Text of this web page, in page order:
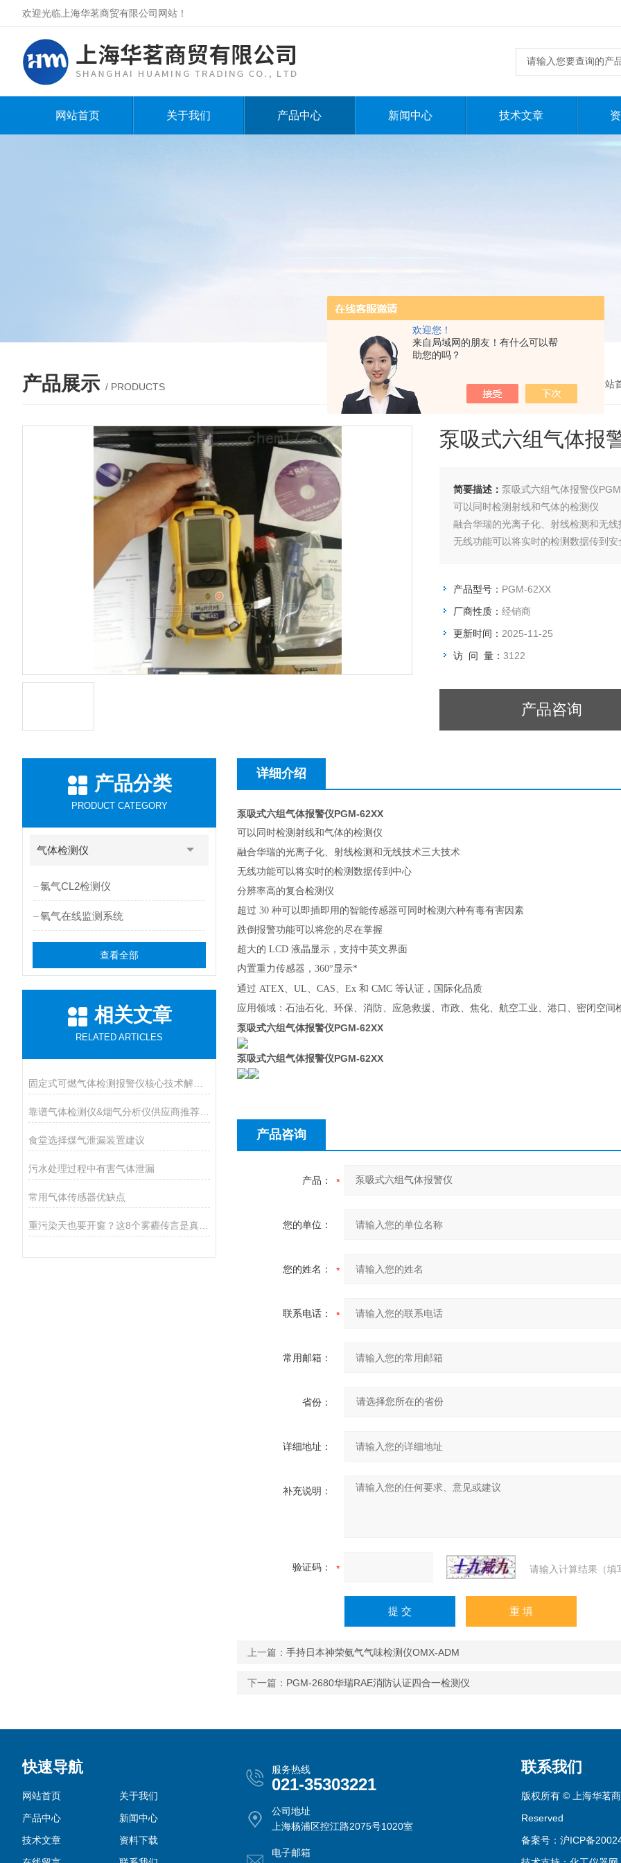
欢迎您！
来自局域网的朋友！有什么可以帮
助您的吗？
欢迎光临上海华茗商贸有限公司网站！
网站首页 关于我们 产品中心 新闻中心 技术文章
产品展示 / PRODUCTS 您的位置： 网站
泵吸式六组气体报
简要描述： 泵吸式六组气体报警仪
可以同时检测射线和气体的检测仪
融合华瑞的光离子化、射线检测和无
无线功能可以将实时的检测数据传到安
产品型号： PGM-62XX
厂商性质： 经销商
更新时间： 2025-11-25
访 问 量： 3122
产品咨询
产品分类
PRODUCT CATEGORY
气体检测仪
氯气CL2检测仪
氧气在线监测系统
查看全部
相关文章
RELATED ARTICLES
食堂选择煤气泄漏装置建议
污水处理过程中有害气体泄漏
常用气体传感器优缺点
详细介绍
泵吸式六组气体报警仪PGM-62XX
可以同时检测射线和气体的检测仪
融合华瑞的光离子化、射线检测和无线技术三大技术
无线功能可以将实时的检测数据传到中心
分辨率高的复合检测仪
超过 30 种可以即插即用的智能传感器可同时检测六种有毒有害因素
跌倒报警功能可以将您的尽在掌握
超大的 LCD 液晶显示，支持中英文界面
内置重力传感器，360°显示*
通过 ATEX、UL、CAS、Ex 和 CMC 等认证，国际化品质
应用领域：石油石化、环保、消防、应急救援、市政、焦化、航空工业、港口、密闭空间
泵吸式六组气体报警仪PGM-62XX
泵吸式六组气体报警仪PGM-62XX
产品咨询
产品：
您的单位：
您的姓名：
联系电话：
常用邮箱：
省份：
详细地址：
补充说明：
验证码： 请输入计算结果（填
上一篇： 手持日本神荣氨气气味检测仪OMX-ADM
下一篇： PGM-2680华瑞RAE消防认证四合一检测仪
快速导航
网站首页
关于我们
产品中心
新闻中心
技术文章
资料下载
服务热线
021-35303221
公司地址
上海杨浦区控江路2075号1020室
电子邮箱
联系我们
版权所有 © 上海华茗
Reserved
备案号：沪ICP备